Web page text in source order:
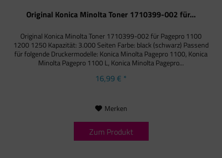
Original Konica Minolta Toner 1710399-002 für...
Original Konica Minolta Toner 1710399-002 für Pagepro 1100
1200 1250 Kapazität: 3.000 Seiten Farbe: black (schwarz) Passend
für folgende Druckermodelle: Konica Minolta Pagepro 1100, Konica
Minolta Pagepro 1100 L, Konica Minolta Pagepro...
16,99 € *
Merken
Zum Produkt